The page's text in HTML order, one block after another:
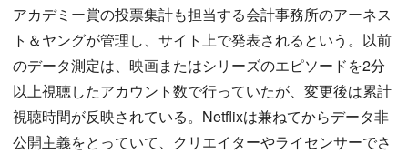
アカデミー賞の投票集計も担当する会計事務所のアーネス
ト＆ヤングが管理し、サイト上で発表されるという。以前
のデータ測定は、映画またはシリーズのエピソードを2分
以上視聴したアカウント数で行っていたが、変更後は累計
視聴時間が反映されている。Netflixは兼ねてからデータ非
公開主義をとっていて、クリエイターやライセンサーでさ